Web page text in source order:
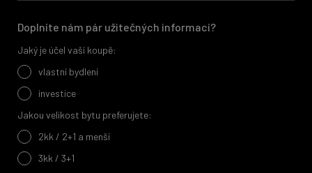
Doplníte nám pár užitečných informací?
Jaký je účel vaší koupě:
vlastní bydlení
investice
Jakou velikost bytu preferujete:
2kk / 2+1 a menší
3kk / 3+1